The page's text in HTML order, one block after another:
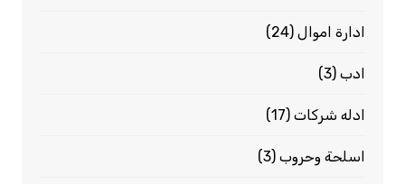
ادارة اموال(24)
ادب(3)
ادله شركات(17)
اسلحة وحروب(3)